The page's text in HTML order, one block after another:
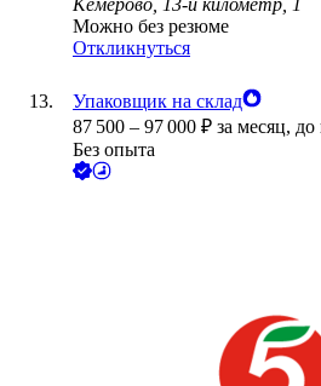
Кемерово, 13-й километр, 1
Можно без резюме
Откликнуться
Упаковщик на склад
87 500 – 97 000 ₽ за месяц, до
Без опыта